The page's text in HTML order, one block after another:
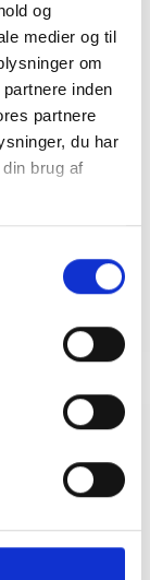
og
medier og til
om
inden
partnere
du har
brug af
alle
januar